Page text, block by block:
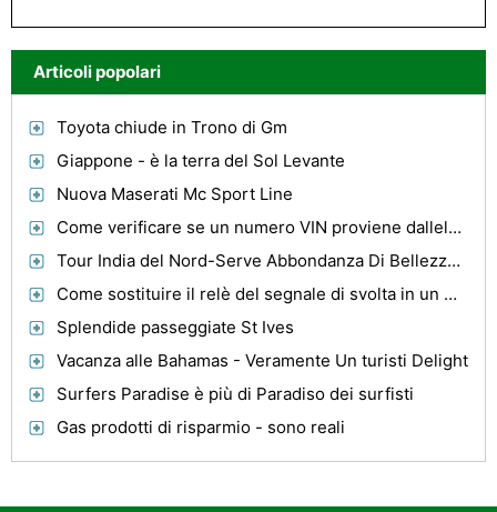
Articoli popolari
Toyota chiude in Trono di Gm
Giappone - è la terra del Sol Levante
Nuova Maserati Mc Sport Line
Come verificare se un numero VIN proviene dallelenco delle proprietà rubate
Tour India del Nord-Serve Abbondanza Di Bellezza, avventura e Royalty
Come sostituire il relè del segnale di svolta in un Kia Spectra
Splendide passeggiate St Ives
Vacanza alle Bahamas - Veramente Un turisti Delight
Surfers Paradise è più di Paradiso dei surfisti
Gas prodotti di risparmio - sono reali